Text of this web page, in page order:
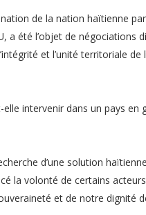
de la nation haïtienne
a été l’objet de négociations
et l’unité territoriale de
intervenir dans un pays en
d’une solution
la volonté de certains
et de notre dignité de